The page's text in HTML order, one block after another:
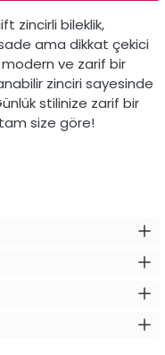
zincirli bileklik,
ama dikkat çekici
ve zarif bir
zinciri sayesinde
stilinize zarif bir
size göre!